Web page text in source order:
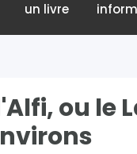
un livre
ou le